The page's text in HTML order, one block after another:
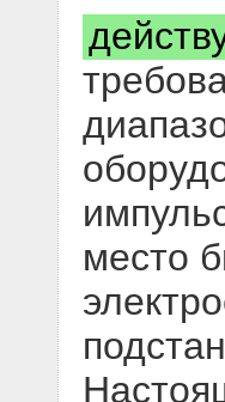
место